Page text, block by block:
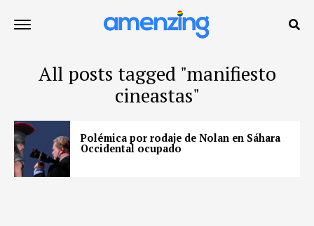
All posts tagged "manifiesto
cineastas"
Polémica por rodaje de Nolan en Sáhara
Occidental ocupado